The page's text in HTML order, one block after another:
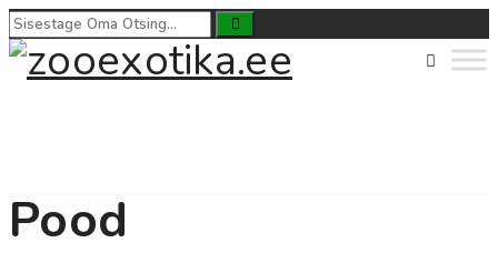
Pood